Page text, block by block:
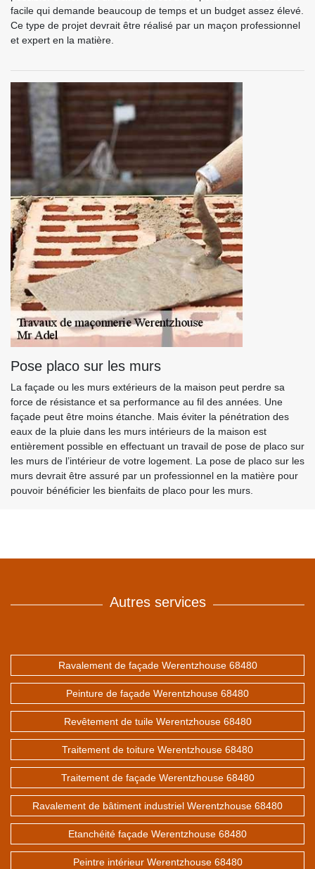
facile qui demande beaucoup de temps et un budget assez élevé.
Ce type de projet devrait être réalisé par un maçon professionnel
et expert en la matière.
Pose placo sur les murs
La façade ou les murs extérieurs de la maison peut perdre sa
force de résistance et sa performance au fil des années. Une
façade peut être moins étanche. Mais éviter la pénétration des
eaux de la pluie dans les murs intérieurs de la maison est
entièrement possible en effectuant un travail de pose de placo sur
les murs de l’intérieur de votre logement. La pose de placo sur les
murs devrait être assuré par un professionnel en la matière pour
pouvoir bénéficier les bienfaits de placo pour les murs.
Autres services
Ravalement de façade Werentzhouse 68480
Peinture de façade Werentzhouse 68480
Revêtement de tuile Werentzhouse 68480
Traitement de toiture Werentzhouse 68480
Traitement de façade Werentzhouse 68480
Ravalement de bâtiment industriel Werentzhouse 68480
Etanchéité façade Werentzhouse 68480
Peintre intérieur Werentzhouse 68480